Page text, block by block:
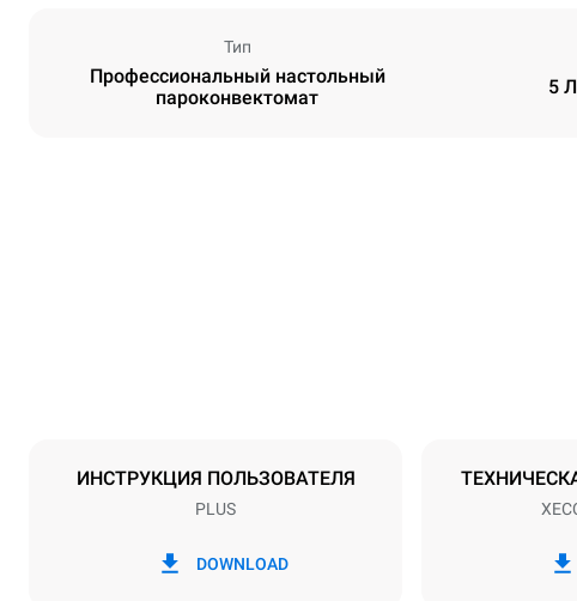
Тип
Профессиональный настольный
пароконвектомат
5
380-415V 3N~ /
ИНСТРУКЦИЯ ПОЛЬЗОВАТЕЛЯ
PLUS
DOWNLOAD